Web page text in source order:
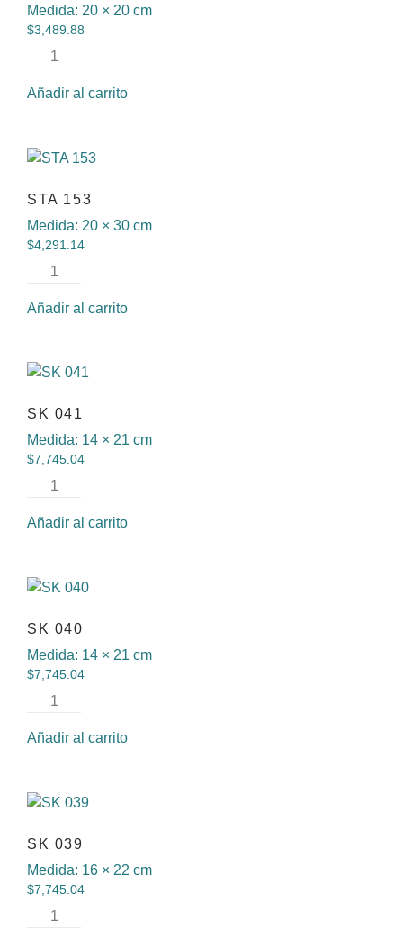
Medida: 20 × 20 cm
$3,489.88
Añadir al carrito
STA 153
Medida: 20 × 30 cm
$4,291.14
Añadir al carrito
SK 041
Medida: 14 × 21 cm
$7,745.04
Añadir al carrito
SK 040
Medida: 14 × 21 cm
$7,745.04
Añadir al carrito
SK 039
Medida: 16 × 22 cm
$7,745.04